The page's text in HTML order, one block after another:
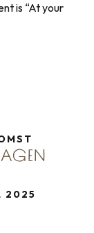
is “At your
2025